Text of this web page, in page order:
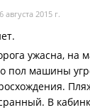
2015 г.
ужасна, на
пол машины
В